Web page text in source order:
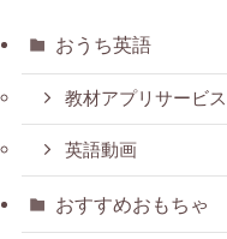
おうち英語
教材アプリサービス
英語動画
おすすめおもちゃ